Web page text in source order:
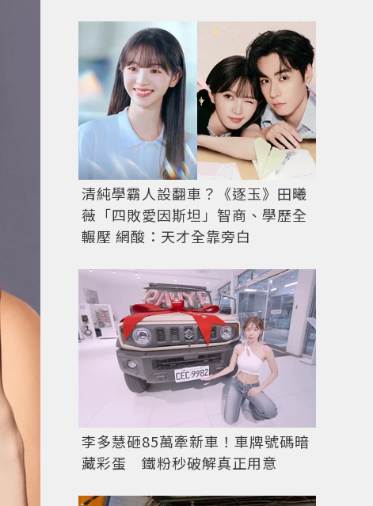
清純學霸人設翻車？《逐玉》田曦
薇「四敗愛因斯坦」智商、學歷全
輾壓 網酸：天才全靠旁白
李多慧砸85萬牽新車！車牌號碼暗
藏彩蛋 鐵粉秒破解真正用意